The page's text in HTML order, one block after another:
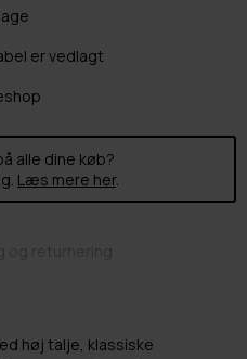
er vedlagt
alle dine køb?
Læs mere her.
høj talje, klassiske